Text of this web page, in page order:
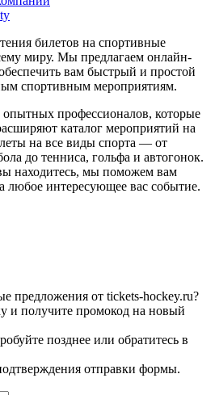
билетов на спортивные
миру. Мы предлагаем онлайн-
вам быстрый и простой
спортивным мероприятиям.
профессионалов, которые
каталог мероприятий на
на все виды спорта — от
до тенниса, гольфа и автогонок.
находитесь, мы поможем вам
любое интересующее вас событие.
предложения от tickets-hockey.ru?
и получите промокод на новый
позднее или обратитесь в
отправки формы.